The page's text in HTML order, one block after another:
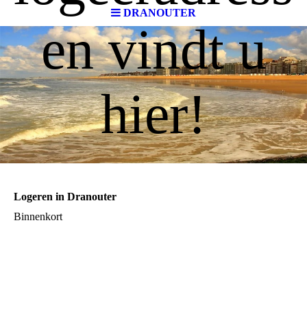
DRANOUTER
en vindt u
hier!
Logeren in Dranouter
Binnenkort